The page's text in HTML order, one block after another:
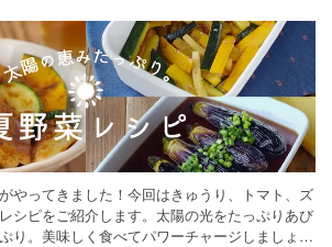
やってきました！今回はきゅうり、トマト、ズ
シピをご紹介します。太陽の光をたっぷりあび
り。美味しく食べてパワーチャージしましょう